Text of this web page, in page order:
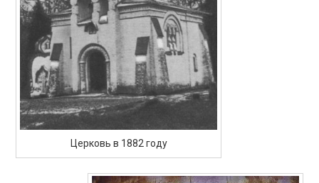
Церковь в 1882 году